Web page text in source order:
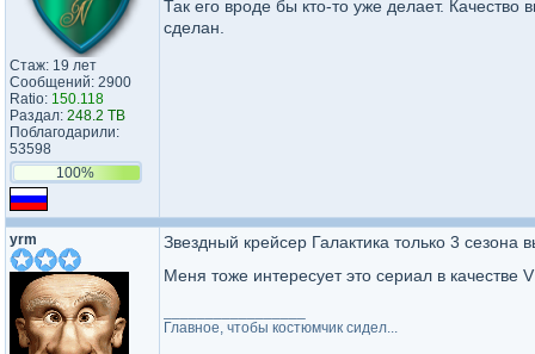
Стаж: 19 лет
Сообщений: 2900
Ratio: 150.118
Раздал: 248.2 TB
Поблагодарили:
53598
100%
Так его вроде бы кто-то уже делает.
сделан.
yrm
Звездный крейсер Галактика только 3 сезона
Меня тоже интересует это сериал в качестве
Главное, чтобы костюмчик сидел...